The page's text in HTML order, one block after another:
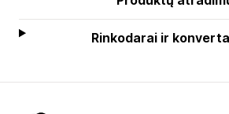
Rinkodarai ir